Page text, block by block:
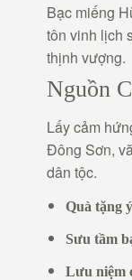
Bạc miếng
tôn vinh lịch
thịnh vượng.
Nguồn
Lấy cảm
Đông Sơn,
dân tộc.
Quà tặng
Sưu tầm
Lưu niệm